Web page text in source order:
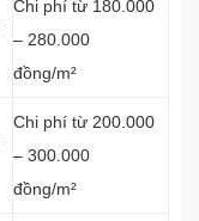
Chi phí từ 180.000
– 280.000
đồng/m²
Chi phí từ 200.000
– 300.000
đồng/m²